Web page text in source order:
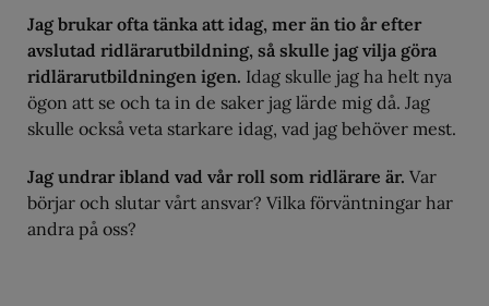
Jag brukar ofta tänka att idag, mer än tio år efter
avslutad ridlärarutbildning, så skulle jag vilja göra
ridlärarutbildningen igen. Idag skulle jag ha helt nya
ögon att se och ta in de saker jag lärde mig då. Jag
skulle också veta starkare idag, vad jag behöver mest.
Jag undrar ibland vad vår roll som ridlärare är. Var
börjar och slutar vårt ansvar? Vilka förväntningar har
andra på oss?